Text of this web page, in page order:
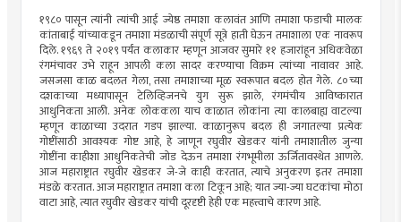
१९८० पासून त्यांनी त्यांची आई ज्येष्ठ तमाशा कलावंत आणि तमाशा फडाची मालक
कांताबाई यांच्याकडून तमाशा मंडळाची संपूर्ण सूत्रे हाती घेऊन तमाशाला एक नावरूप
दिले. १९६९ ते २०१९ पर्यंत कलाकार म्हणून आजवर सुमारे ११ हजारांहून अधिकवेळा
रंगमंचावर उभे राहून आपली कला सादर करण्याचा विक्रम त्यांच्या नावावर आहे.
जसजसा काळ बदलत गेला, तसा तमाशाच्या मूळ स्वरूपात बदल होत गेले. ८०च्या
दशकाच्या मध्यापासून टेलिव्हिजनचे युग सुरू झाले, रंगमंचीय आविष्कारात
आधुनिकता आली. अनेक लोककला याच काळात लोकांना त्या कालबाह्य वाटल्या
म्हणून काळाच्या उदरात गडप झाल्या. काळानुरूप बदल ही जगातल्या प्रत्येक
गोष्टींसाठी आवश्यक गोष्ट आहे, हे जाणून रघुवीर खेडकर यांनी तमाशातील जुन्या
गोष्टींना काहीशा आधुनिकतेची जोड देऊन तमाशा रंगभूमीला ऊर्जितावस्थेत आणले.
आज महाराष्ट्रात रघुवीर खेडकर जे-जे काही करतात, त्याचे अनुकरण इतर तमाशा
मंडळे करतात. आज महाराष्ट्रात तमाशा कला टिकून आहे; यात ज्या-ज्या घटकांचा मोठा
वाटा आहे, त्यात रघुवीर खेडकर यांची दूरदृष्टी हेही एक महत्त्वाचे कारण आहे.